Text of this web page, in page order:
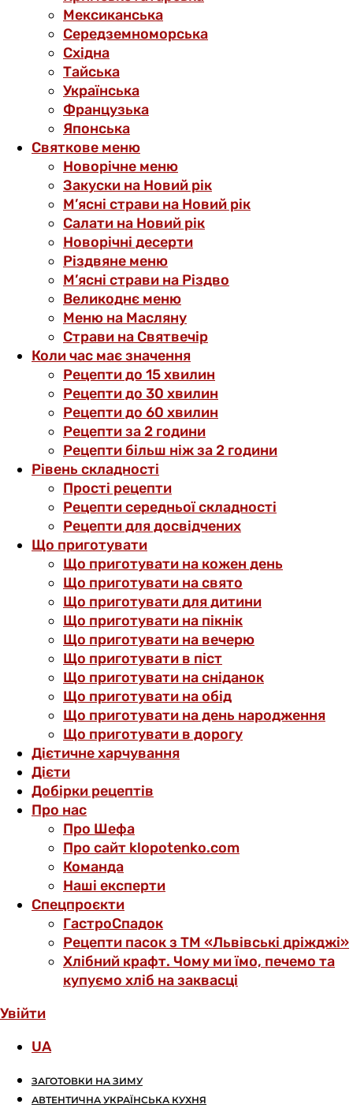
Мексиканська
Середземноморська
Східна
Тайська
Українська
Французька
Японська
Святкове меню
Новорічне меню
Закуски на Новий рік
М’ясні страви на Новий рік
Салати на Новий рік
Новорічні десерти
Різдвяне меню
М’ясні страви на Різдво
Великоднє меню
Меню на Масляну
Страви на Святвечір
Коли час має значення
Рецепти до 15 хвилин
Рецепти до 30 хвилин
Рецепти до 60 хвилин
Рецепти за 2 години
Рецепти більш ніж за 2 години
Рівень складності
Прості рецепти
Рецепти середньої складності
Рецепти для досвідчених
Що приготувати
Що приготувати на кожен день
Що приготувати на свято
Що приготувати для дитини
Що приготувати на пікнік
Що приготувати на вечерю
Що приготувати в піст
Що приготувати на сніданок
Що приготувати на обід
Що приготувати на день народження
Що приготувати в дорогу
Дієтичне харчування
Дієти
Добірки рецептів
Про нас
Про Шефа
Про сайт klopotenko.com
Команда
Наші експерти
Спецпроєкти
ГастроСпадок
Рецепти пасок з ТМ «Львівські дріжджі»
Хлібний крафт. Чому ми їмо, печемо та
купуємо хліб на заквасці
Увійти
UA
ЗАГОТОВКИ НА ЗИМУ
АВТЕНТИЧНА УКРАЇНСЬКА КУХНЯ